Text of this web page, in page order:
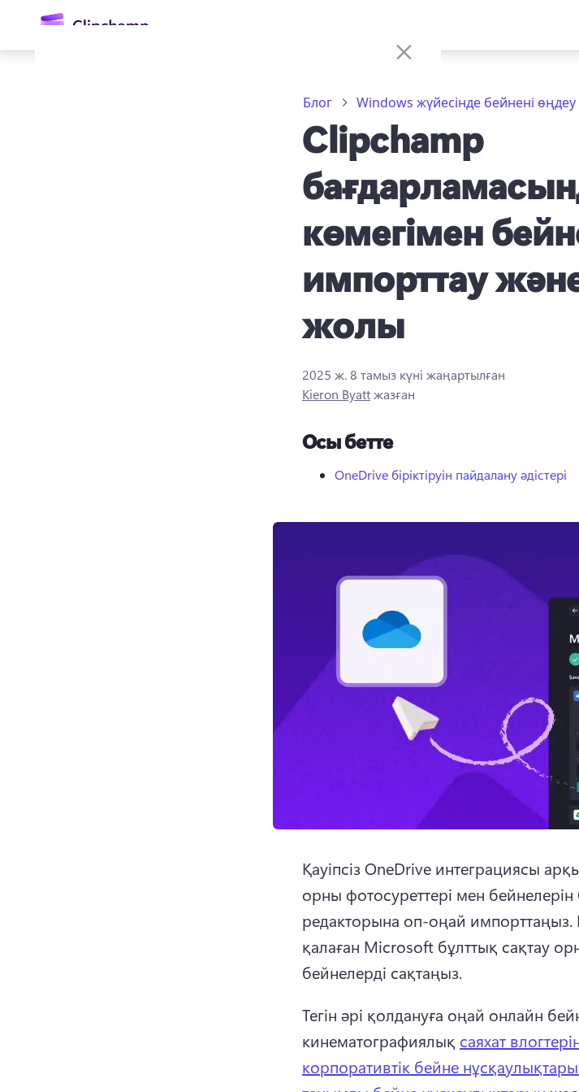
Блог Windows жүйесінде бейнені
Clipchamp
көмегімен
импорттау
жолы
2025 ж. 8 тамыз күні жаңартылған
Kieron Byattжазған
Осы бетте
OneDrive біріктіруін пайдалану әдістері
Қауіпсіз OneDrive интеграциясы
орны фотосуреттері мен
редакторына оп-оңай импорттаңыз.
қалаған Microsoft бұлттық сақтау
бейнелерді сақтаңыз.
Тегін әрі қолдануға оңай онлайн
кинематографиялық саяхат
корпоративтік бейне